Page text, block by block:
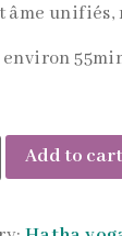
âme unifiés,
environ
Add to cart